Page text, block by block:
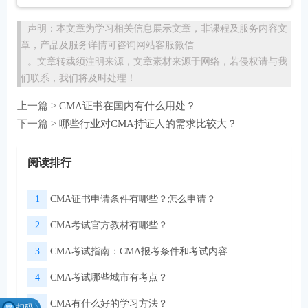
声明：本文章为学习相关信息展示文章，非课程及服务内容文
章，产品及服务详情可咨询网站客服微信
。文章转载须注明来源，文章素材来源于网络，若侵权请与我
们联系，我们将及时处理！
上一篇 > CMA证书在国内有什么用处？
下一篇 > 哪些行业对CMA持证人的需求比较大？
阅读排行
1 CMA证书申请条件有哪些？怎么申请？
2 CMA考试官方教材有哪些？
3 CMA考试指南：CMA报考条件和考试内容
4 CMA考试哪些城市有考点？
5 CMA有什么好的学习方法？